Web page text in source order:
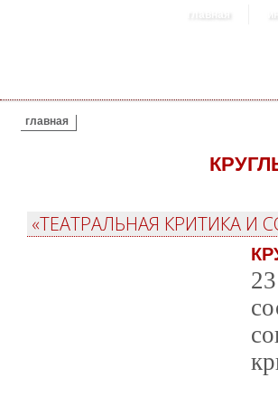
главная
ВЫ ЗДЕСЬ
главная
«ТЕАТРАЛЬНАЯ КРИТИКА И